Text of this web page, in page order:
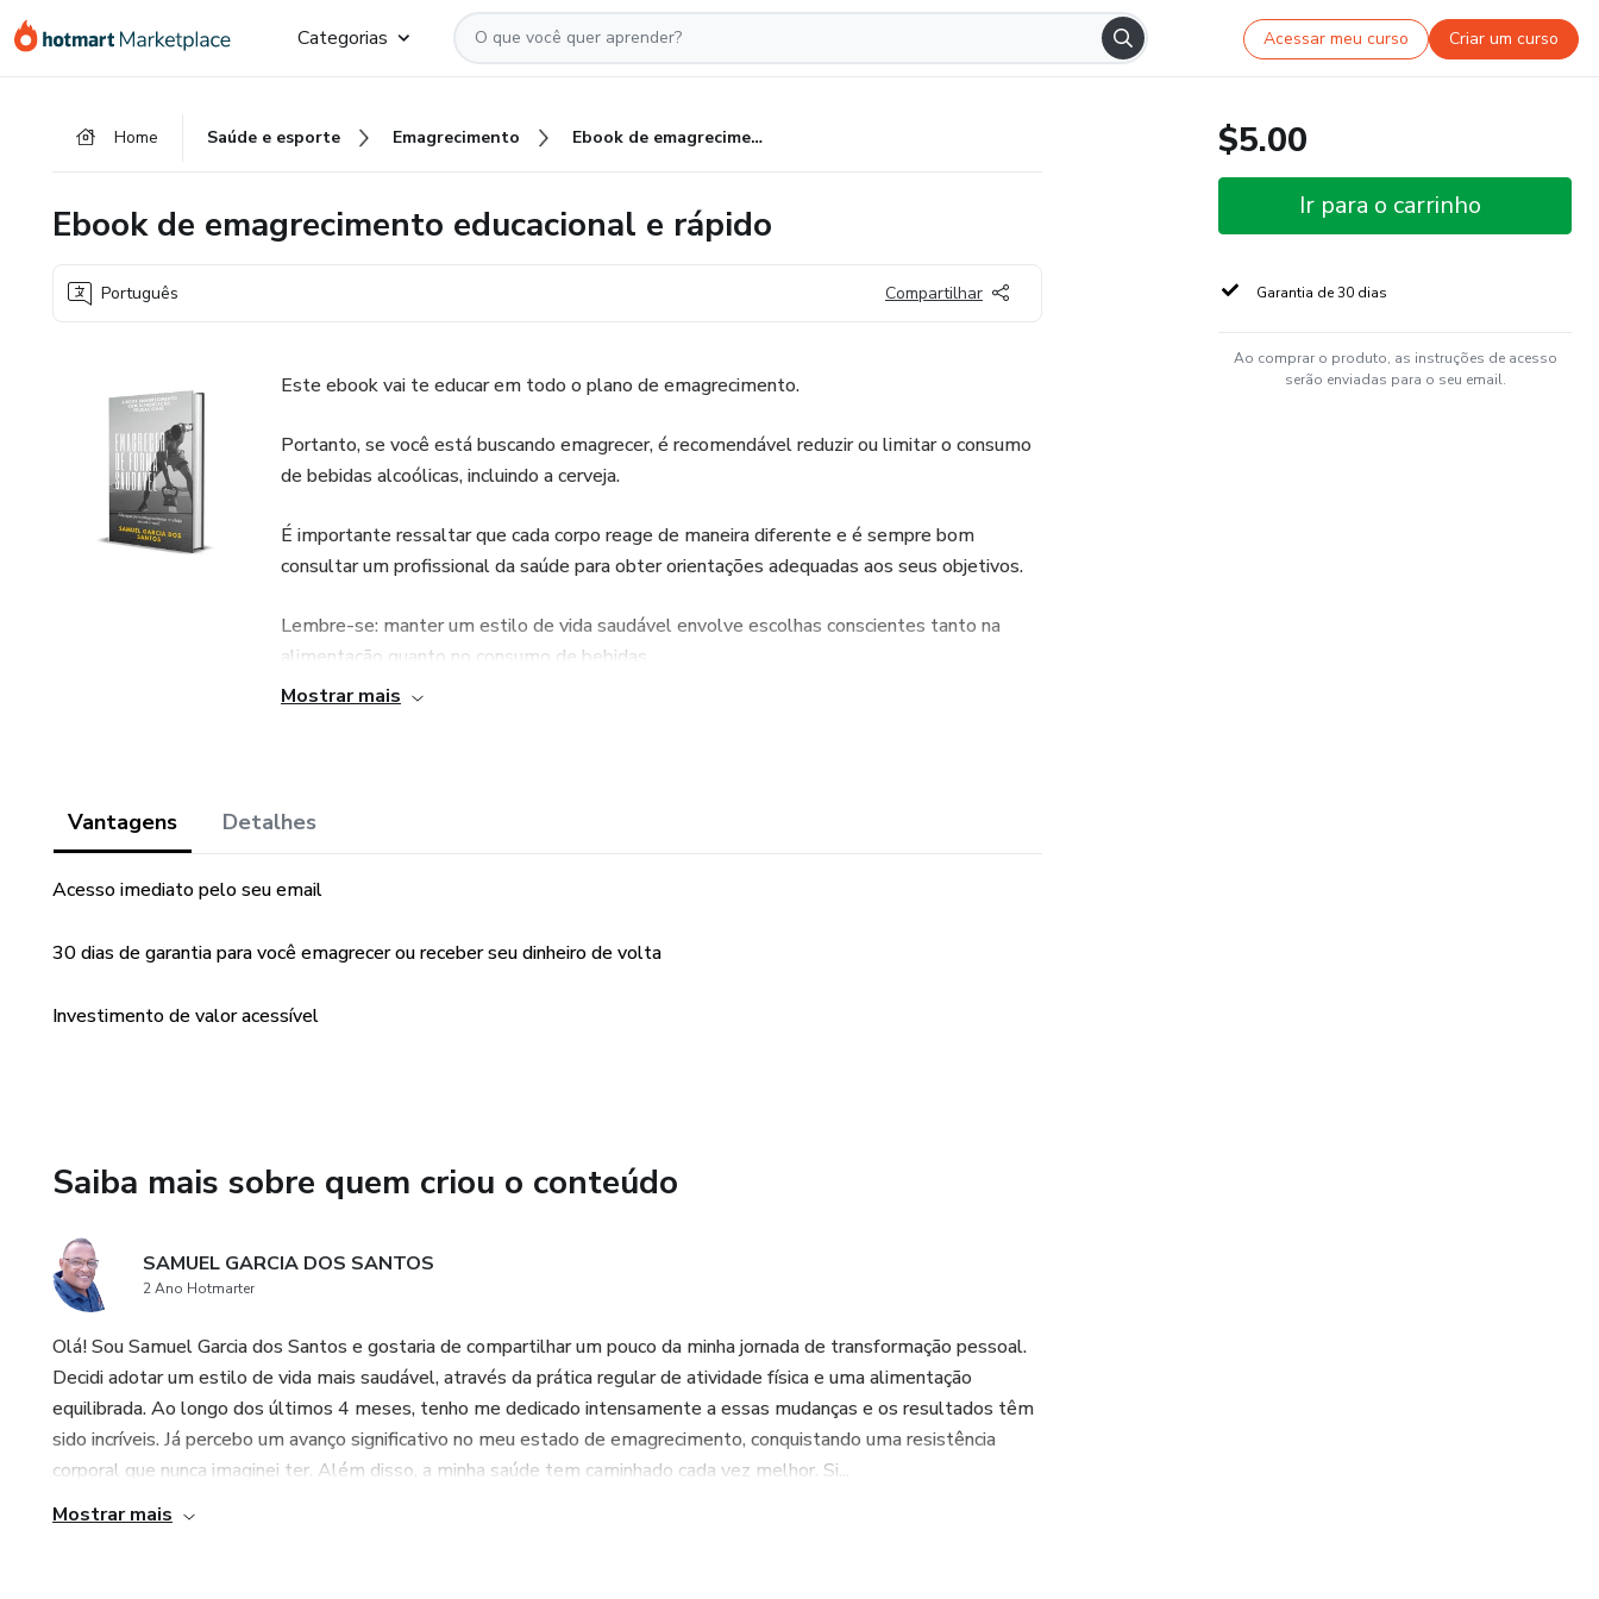
para
para
para
Categorias Acessar meu curso Criar um curso
Home Saúde e esporte Emagrecimento Ebook de emagrecimento educacional e rápido
Ebook de emagrecimento educacional e rápido
Português Compartilhar
Este ebook vai te educar em todo o plano de emagrecimento.
Portanto, se você está buscando emagrecer, é recomendável reduzir ou limitar o consumo
de bebidas alcoólicas, incluindo a cerveja.
É importante ressaltar que cada corpo reage de maneira diferente e é sempre bom
consultar um profissional da saúde para obter orientações adequadas aos seus objetivos.
Lembre-se: manter um estilo de vida saudável envolve escolhas conscientes tanto na
alimentação quanto no consumo de bebidas.
Mostrar mais
Vantagens Detalhes
Acesso imediato pelo seu email
30 dias de garantia para você emagrecer ou receber seu dinheiro de volta
Investimento de valor acessível
Saiba mais sobre quem criou o conteúdo
SAMUEL GARCIA DOS SANTOS
2 Ano Hotmarter
Olá! Sou Samuel Garcia dos Santos e gostaria de compartilhar um pouco da minha jornada de transformação pessoal.
Decidi adotar um estilo de vida mais saudável, através da prática regular de atividade física e uma alimentação
equilibrada. Ao longo dos últimos 4 meses, tenho me dedicado intensamente a essas mudanças e os resultados têm
sido incríveis. Já percebo um avanço significativo no meu estado de emagrecimento, conquistando uma resistência
corporal que nunca imaginei ter. Além disso, a minha saúde tem caminhado cada vez melhor. Si...
Mostrar mais
$5.00
Ir para o carrinho
Garantia de 30 dias
Ao comprar o produto, as instruções de acesso
serão enviadas para o seu email.